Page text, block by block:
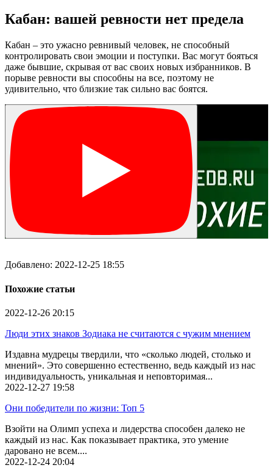
Кабан: вашей ревности нет предела
Кабан – это ужасно ревнивый человек, не способный
контролировать свои эмоции и поступки. Вас могут бояться
даже бывшие, скрывая от вас своих новых избранников. В
порыве ревности вы способны на все, поэтому не
удивительно, что близкие так сильно вас боятся.
Добавлено: 2022-12-25 18:55
Похожие статьи
2022-12-26 20:15
Люди этих знаков Зодиака не считаются с чужим мнением
Издавна мудрецы твердили, что «сколько людей, столько и
мнений». Это совершенно естественно, ведь каждый из нас
индивидуальность, уникальная и неповторимая...
2022-12-27 19:58
Они победители по жизни: Топ 5
Взойти на Олимп успеха и лидерства способен далеко не
каждый из нас. Как показывает практика, это умение
даровано не всем....
2022-12-24 20:04